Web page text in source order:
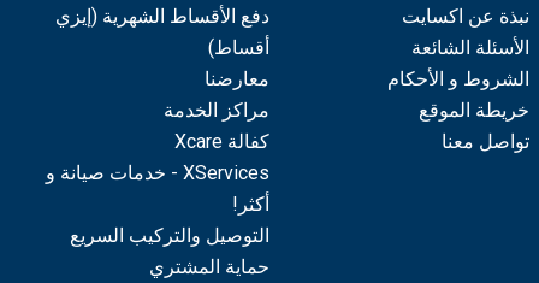
نبذة عن اكسايت
الأسئلة الشائعة
الشروط و الأحكام
خريطة الموقع
تواصل معنا
دفع الأقساط الشهرية (إيزي
أقساط)
معارضنا
مراكز الخدمة
كفالة Xcare
XServices - خدمات صيانة و
أكثر!
التوصيل والتركيب السريع
حماية المشتري